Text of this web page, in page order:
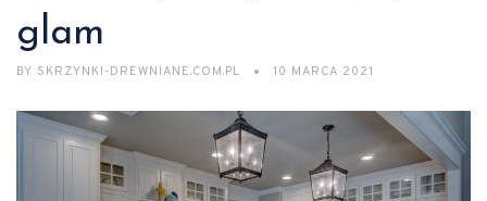
glam
BY SKRZYNKI-DREWNIANE.COM.PL 10 MARCA 2021